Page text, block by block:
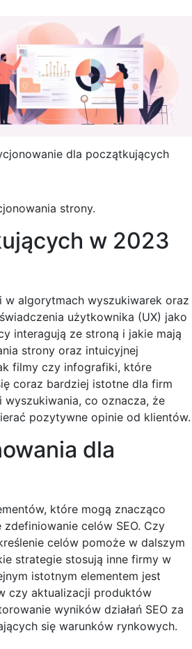
dla początkujących
strony.
w 2023
algorytmach wyszukiwarek oraz
użytkownika (UX) jako
interagują ze stroną i jakie mają
strony oraz intuicyjnej
filmy czy infografiki, które
coraz bardziej istotne dla firm
co oznacza, że
pozytywne opinie od klientów.
dla
które mogą znacząco
celów SEO. Czy
celów pomoże w dalszym
strategie stosują inne firmy w
istotnym elementem jest
czy aktualizacji produktów
wyników działań SEO za
się warunków rynkowych.